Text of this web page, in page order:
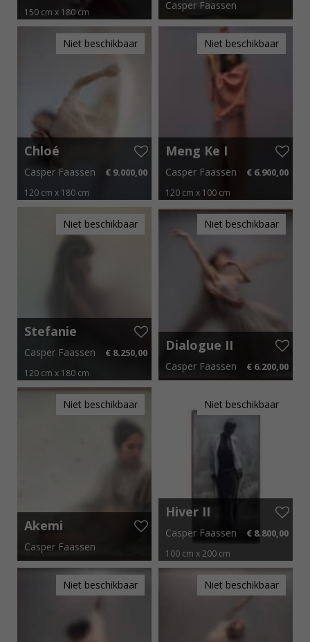
150 cm x 180 cm
€ 214,50 p.m.
Casper Faassen
50 cm x 75 cm
Niet beschikbaar
Chloé
Casper Faassen € 9.000,00
120 cm x 180 cm
€ 135,00 p.m.
Niet beschikbaar
Meng Ke I
Casper Faassen € 6.900,00
120 cm x 100 cm
€ 103,50 p.m.
Niet beschikbaar
Stefanie
Casper Faassen € 8.250,00
120 cm x 180 cm
€ 123,75 p.m.
Niet beschikbaar
Dialogue II
Casper Faassen € 6.200,00
Niet beschikbaar
Akemi
Casper Faassen
150 cm x 100 cm
Niet beschikbaar
Hiver II
Casper Faassen € 8.800,00
100 cm x 200 cm
€ 132,00 p.m.
Niet beschikbaar Niet beschikbaar